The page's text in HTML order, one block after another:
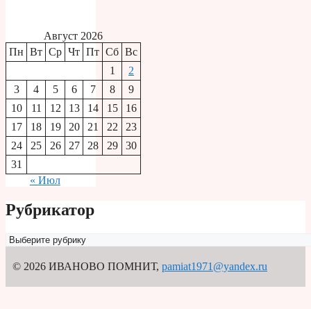
Август 2026
Пн Вт Ср Чт Пт Сб Вс
1
2
3
4 5 6 7 8
9
10
11 12 13 14 15
16
17
18 19 20 21 22
23
24
25 26 27 28 29
30
31
« Июл
Рубрикатор
Рубрикатор
© 2026 ИВАНОВО ПОМНИТ, pamiat1971@yandex.ru